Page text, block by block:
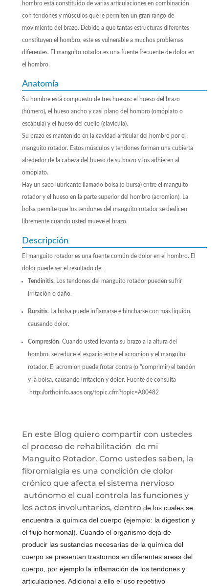
hombro está constituido de varias articulaciones en combinación
con tendones y músculos que le permiten un gran rango de
movimiento del brazo. Debido a que tantas estructuras diferentes
constituyen el hombro, este es vulnerable a muchos problemas
diferentes. El manguito rotador es una fuente frecuente de dolor en
el hombro.
Anatomía
Su hombre está compuesto de tres huesos: el hueso del brazo
(húmero), el hueso ancho y casi plano del hombro (omóplato o
escápula) y el hueso del cuello (clavícula).
Su brazo es mantenido en la cavidad articular del hombro por el
manguito rotador. Estos músculos y tendones forman una cubierta
alrededor de la cabeza del hueso de su brazo y los adhieren al
omóplato.
Hay un saco lubricante llamado bolsa (o bursa) entre el manguito
rotador y el hueso en la parte superior del hombro (acromion). La
bolsa permite que los tendones del manguito rotador se deslicen
libremente cuando usted mueve el brazo.
Descripción
El manguito rotador es una fuente común de dolor en el hombro. El
dolor puede ser el resultado de:
Tendinitis.Los tendones del manguito rotador pueden sufrir
irritación o daño.
Bursitis.La bolsa puede inflamarse e hincharse con más líquido,
causando dolor.
Compresión.Cuando usted levanta su brazo a la altura del
hombro, se reduce el espacio entre el acromion y el manguito
rotador. El acromion puede frotar contra (o “comprimir) el tendón
y la bolsa, causando irritación y dolor. Fuente de consulta
http://orthoinfo.aaos.org/topic.cfm?topic=A00482
En este Blog quiero compartir con ustedes
el proceso de rehabilitación de mi
Manguito Rotador. Como ustedes saben, la
fibromialgia es una condición de dolor
crónico que afecta el sistema nervioso
autónomo el cual controla las funciones y
los actos involuntarios, dentrode los cuales se
encuentra la química del cuerpo (ejemplo: la digestion y
el flujo hormonal). Cuando el organismo deja de
producir las sustancias necesarias de la química del
cuerpo se presentan trastornos en diferentes areas del
cuerpo, por ejemplo la inflamación de los tendones y
articulaciones. Adicional a ello el uso repetitivo